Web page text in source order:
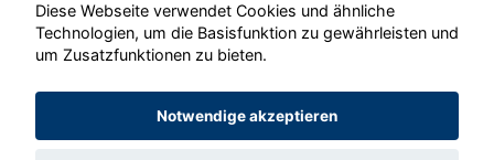
© konjunkturmotor.de GmbH 2020 - 2026
Diese Webseite verwendet Cookies und ähnliche
Technologien, um die Basisfunktion zu gewährleisten und
um Zusatzfunktionen zu bieten.
Notwendige akzeptieren